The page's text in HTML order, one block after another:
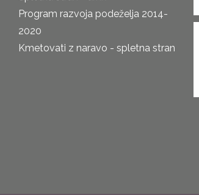
Program razvoja podeželja 2014-
2020
Kmetovati z naravo - spletna stran